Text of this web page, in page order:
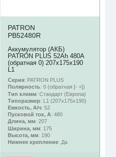
PATRON
PB52480R
Аккумулятор (АКБ)
PATRON PLUS 52Ah 480A
(обратная 0) 207x175x190
L1
Серия: PATRON PLUS
Полярность: 0 (обратная [- +])
Тип клемм: Стандарт (Европа)
Типоразмер: L1 (207x175x190)
Емкость, А/ч: 52
Пусковой ток, А: 480
Длина, мм: 207
Ширина, мм: 175
Высота, мм: 190
Нижнее крепление: Да